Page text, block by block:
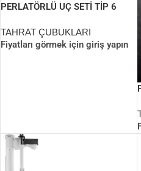
PERLATÖRLÜ UÇ SETİ TİP 6
TAHRAT ÇUBUKLARI
Fiyatları görmek için giriş yapın